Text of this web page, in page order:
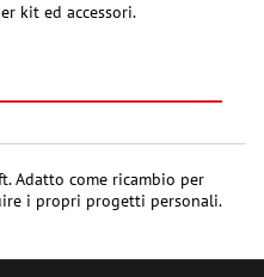
kit ed accessori.
Adatto come ricambio per
i propri progetti personali.